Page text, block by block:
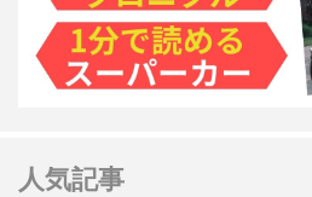
人気記事